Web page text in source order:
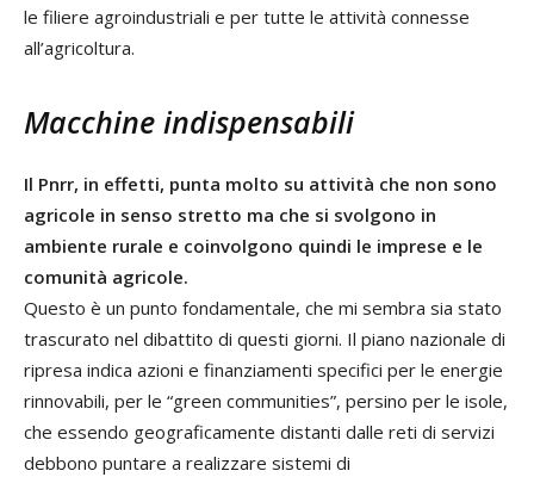
le filiere agroindustriali e per tutte le attività connesse
all’agricoltura.
Macchine indispensabili
Il Pnrr, in effetti, punta molto su attività che non sono
agricole in senso stretto ma che si svolgono in
ambiente rurale e coinvolgono quindi le imprese e le
comunità agricole.
Questo è un punto fondamentale, che mi sembra sia stato
trascurato nel dibattito di questi giorni. Il piano nazionale di
ripresa indica azioni e finanziamenti specifici per le energie
rinnovabili, per le “green communities”, persino per le isole,
che essendo geograficamente distanti dalle reti di servizi
debbono puntare a realizzare sistemi di